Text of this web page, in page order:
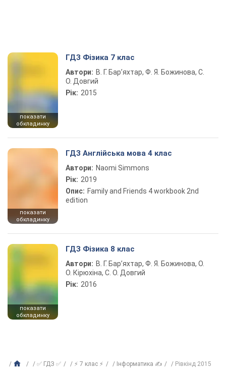
показати
обкладинку
ГДЗ Фізика 7 клас
Автори: В. Г. Бар’яхтар, Ф. Я. Божинова, С.
О. Довгий
Рік: 2015
показати
обкладинку
ГДЗ Англійська мова 4 клас
Автори: Naomi Simmons
Рік: 2019
Опис: Family and Friends 4 workbook 2nd
edition
показати
обкладинку
ГДЗ Фізика 8 клас
Автори: В. Г. Бар’яхтар, Ф. Я. Божинова, О.
О. Кірюхіна, С. О. Довгий
Рік: 2016
✅ ГДЗ ✅ ⚡ 7 клас ⚡ Інформатика ✍ Рівкінд 2015